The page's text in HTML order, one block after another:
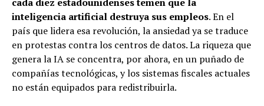
inteligencia artificial destruya sus empleos. En el
país que lidera esa revolución, la ansiedad ya se traduce
en protestas contra los centros de datos. La riqueza que
genera la IA se concentra, por ahora, en un puñado de
compañías tecnológicas, y los sistemas fiscales actuales
no están equipados para redistribuirla.